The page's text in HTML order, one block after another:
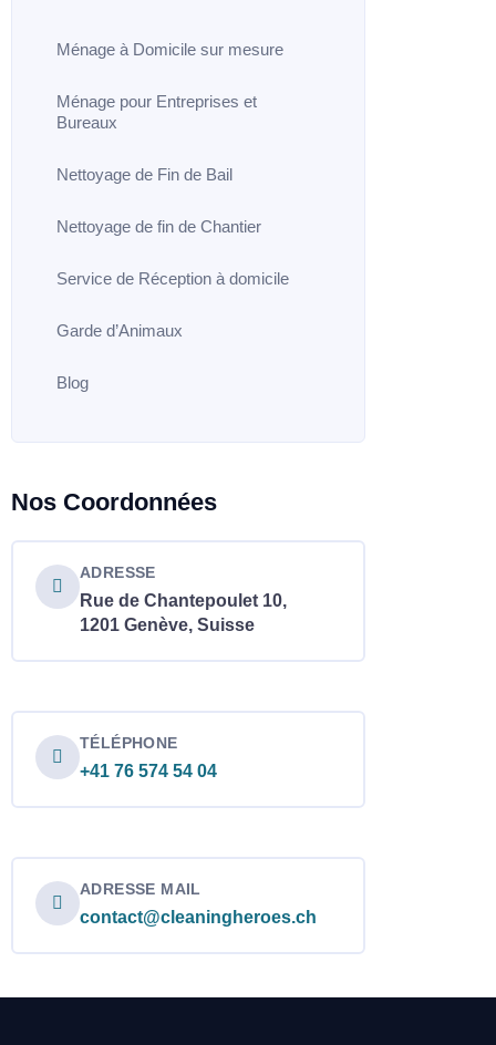
Ménage à Domicile sur mesure
Ménage pour Entreprises et
Bureaux
Nettoyage de Fin de Bail
Nettoyage de fin de Chantier
Service de Réception à domicile
Garde d’Animaux
Blog
Nos Coordonnées
ADRESSE
Rue de Chantepoulet 10,
1201 Genève, Suisse
TÉLÉPHONE
+41 76 574 54 04
ADRESSE MAIL
contact@cleaningheroes.ch